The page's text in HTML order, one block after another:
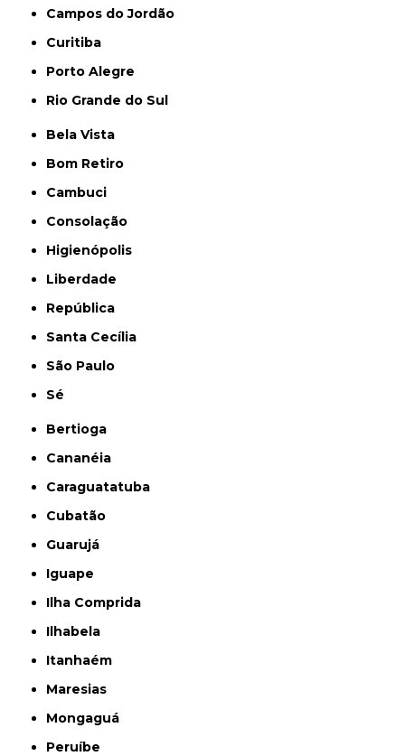
Campos do Jordão
Curitiba
Porto Alegre
Rio Grande do Sul
Bela Vista
Bom Retiro
Cambuci
Consolação
Higienópolis
Liberdade
República
Santa Cecília
São Paulo
Sé
Bertioga
Cananéia
Caraguatatuba
Cubatão
Guarujá
Iguape
Ilha Comprida
Ilhabela
Itanhaém
Maresias
Mongaguá
Peruíbe